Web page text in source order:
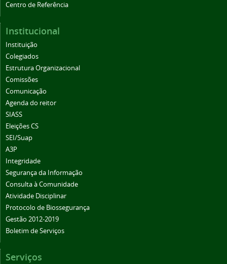
Centro de Referência
Institucional
Instituição
Colegiados
Estrutura Organizacional
Comissões
Comunicação
Agenda do reitor
SIASS
Eleições CS
SEI/Suap
A3P
Integridade
Segurança da Informação
Consulta à Comunidade
Atividade Disciplinar
Protocolo de Biossegurança
Gestão 2012-2019
Boletim de Serviços
Serviços